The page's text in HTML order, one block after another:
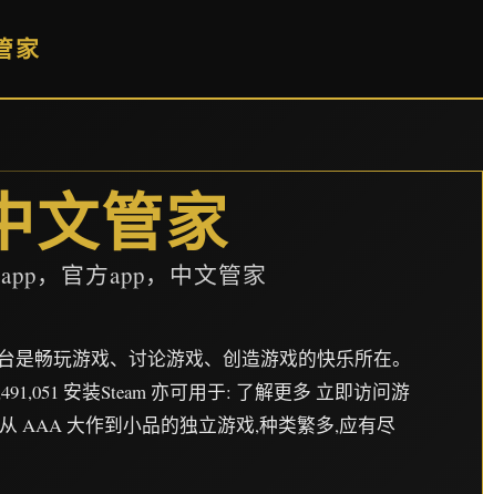
家
文管家
，官方app，中文管家
是畅玩游戏、讨论游戏、创造游戏的快乐所在。
安装Steam 亦可用于: 了解更多 立即访问游
AAA 大作到小品的独立游戏,种类繁多,应有尽